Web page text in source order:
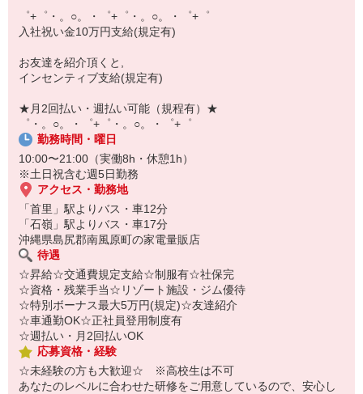
▼人気案件も多数♪
短期・期間限定・オープニング・官公庁案件
上場/優良/大手企業など
【スマホ面接実施中】
￣￣￣￣￣￣￣￣￣
自宅に居ながらスマホでカンタン面接OK！
オンライン面談なのでスピード対応。
゜+゜・。○。・゜+゜・。○。・゜+゜
入社祝い金10万円支給(規定有)
お友達を紹介頂くと,
インセンティブ支給(規定有)
★月2回払い・週払い可能（規程有）★
゜・。○。・゜+゜・。○。・゜+゜
勤務時間・曜日
10:00〜21:00（実働8h・休憩1h）
※土日祝含む週5日勤務
アクセス・勤務地
「首里」駅よりバス・車12分
「石嶺」駅よりバス・車17分
沖縄県島尻郡南風原町の家電量販店
待遇
☆昇給☆交通費規定支給☆制服有☆社保完
☆資格・残業手当☆リゾート施設・ジム優待
☆特別ボーナス最大5万円(規定)☆友達紹介
☆車通勤OK☆正社員登用制度有
☆週払い・月2回払いOK
応募資格・経験
☆未経験の方も大歓迎☆ ※高校生は不可
あなたのレベルに合わせた研修をご用意しているので、安心し